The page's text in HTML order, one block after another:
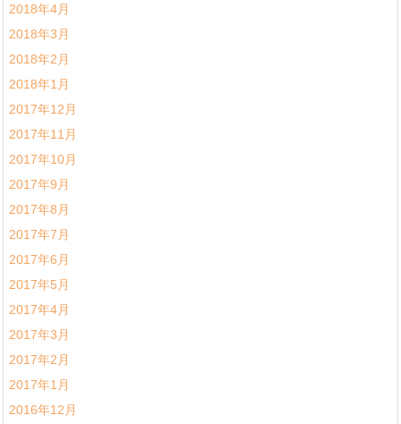
2018年4月
2018年3月
2018年2月
2018年1月
2017年12月
2017年11月
2017年10月
2017年9月
2017年8月
2017年7月
2017年6月
2017年5月
2017年4月
2017年3月
2017年2月
2017年1月
2016年12月